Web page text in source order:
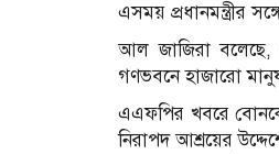
এসময় প্রধানমন্ত্রীর
আল জাজিরা বলেছে,
গণভবনে হাজারো
এএফপির খবরে বোনকে
নিরাপদ আশ্রয়ের